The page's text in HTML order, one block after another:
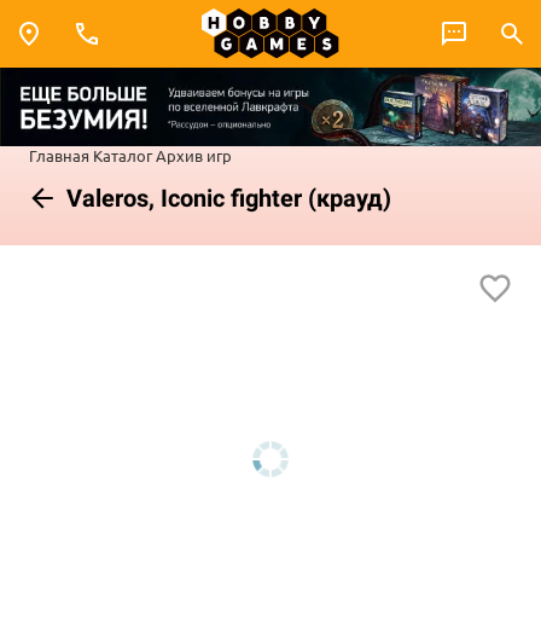
Главная КаталогАрхив игр
Valeros, Iconic fighter (крауд)